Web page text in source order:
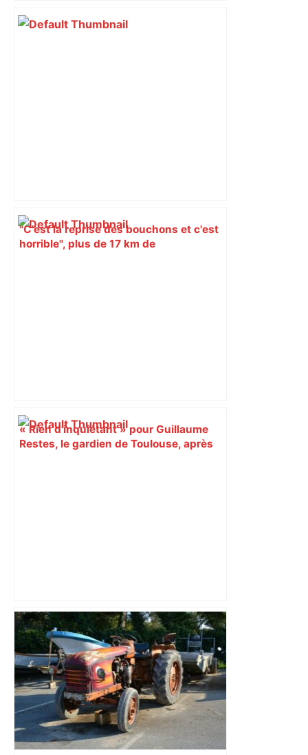
"C'est la reprise des bouchons et c'est
horrible", plus de 17 km de
« Rien d'inquiétant » pour Guillaume
Restes, le gardien de Toulouse, après
Quand Laporte monte au créneau
pour… Toulouse – Sports.fr